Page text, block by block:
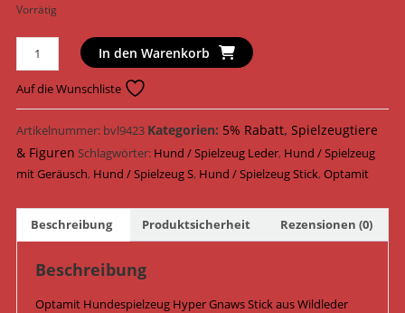
Vorrätig
Hundespielzeug
Hyper
Gnaws
Stick
Wildleder
0045
Grün
Menge
In den Warenkorb
Auf die Wunschliste
Artikelnummer: bvl9423 Kategorien: 5% Rabatt, Spielzeugtiere
& Figuren Schlagwörter: Hund / Spielzeug Leder, Hund / Spielzeug
mit Geräusch, Hund / Spielzeug S, Hund / Spielzeug Stick,Optamit
Beschreibung Produktsicherheit Rezensionen (0)
Beschreibung
Optamit Hundespielzeug Hyper Gnaws Stick aus Wildleder